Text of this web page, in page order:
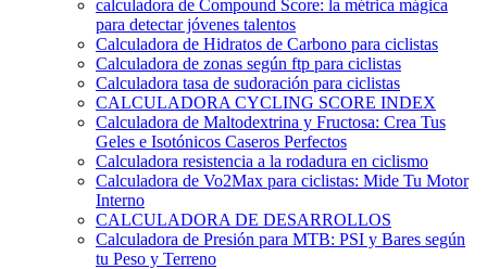
calculadora de Compound Score: la métrica mágica
para detectar jóvenes talentos
Calculadora de Hidratos de Carbono para ciclistas
Calculadora de zonas según ftp para ciclistas
Calculadora tasa de sudoración para ciclistas
CALCULADORA CYCLING SCORE INDEX
Calculadora de Maltodextrina y Fructosa: Crea Tus
Geles e Isotónicos Caseros Perfectos
Calculadora resistencia a la rodadura en ciclismo
Calculadora de Vo2Max para ciclistas: Mide Tu Motor
Interno
CALCULADORA DE DESARROLLOS
Calculadora de Presión para MTB: PSI y Bares según
tu Peso y Terreno